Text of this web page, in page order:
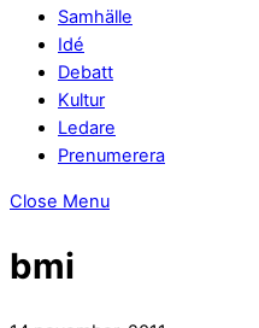
Samhälle
Idé
Debatt
Kultur
Ledare
Prenumerera
Close Menu
bmi